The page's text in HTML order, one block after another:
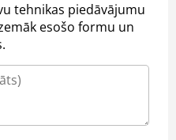
tehnikas piedāvājumu
esošo formu un